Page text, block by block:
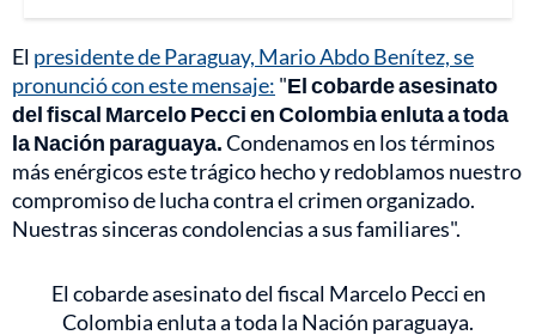
El presidente de Paraguay, Mario Abdo Benítez, se
pronunció con este mensaje: "El cobarde asesinato
del fiscal Marcelo Pecci en Colombia enluta a toda
la Nación paraguaya.Condenamos en los términos
más enérgicos este trágico hecho y redoblamos nuestro
compromiso de lucha contra el crimen organizado.
Nuestras sinceras condolencias a sus familiares".
El cobarde asesinato del fiscal Marcelo Pecci en
Colombia enluta a toda la Nación paraguaya.